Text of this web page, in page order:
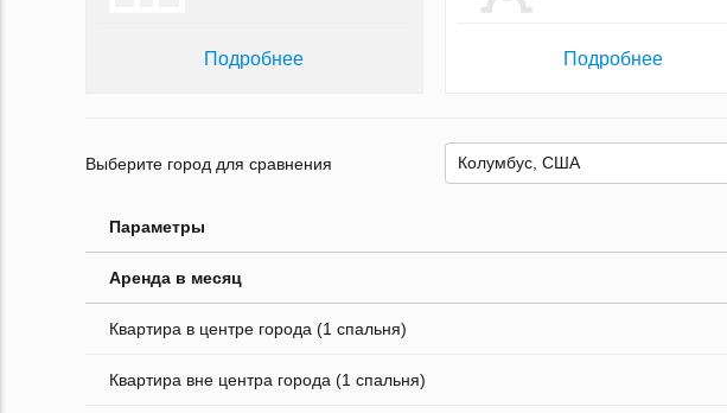
Подробнее Подробнее
Выберите город для сравнения
Параметры
Аренда в месяц
Квартира в центре города (1 спальня)
Квартира вне центра города (1 спальня)